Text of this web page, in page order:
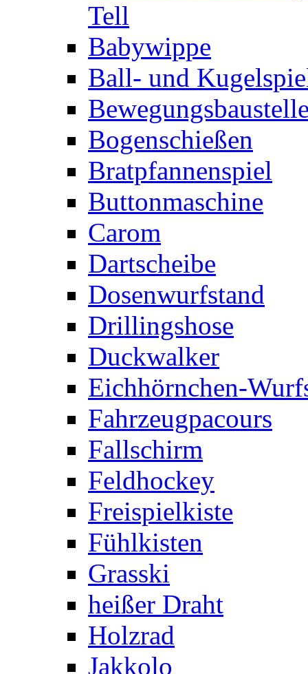
Tell
Babywippe
Ball- und
Bogenschießen
Bratpfannenspiel
Buttonmaschine
Carom
Dartscheibe
Dosenwurfstand
Drillingshose
Duckwalker
Eichhörnchen-
Fahrzeugpacours
Fallschirm
Feldhockey
Freispielkiste
Fühlkisten
Grasski
heißer Draht
Holzrad
Jakkolo